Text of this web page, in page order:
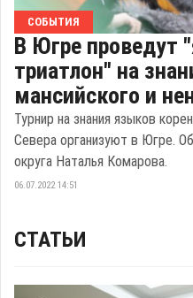
СОБЫТИЯ
В Югре проведут
триатлон" на
мансийского и
Турнир на знания языков
Севера организуют в Югре.
округа Наталья Комарова.
06.07.2022 14:51
СТАТЬИ